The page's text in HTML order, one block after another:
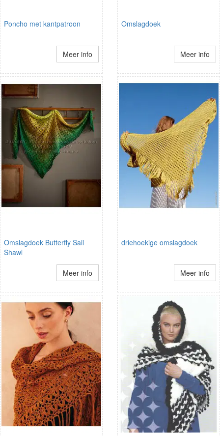
Poncho met kantpatroon
Meer info
Omslagdoek
Meer info
Omslagdoek Butterfly Sail
Shawl
Meer info
driehoekige omslagdoek
Meer info